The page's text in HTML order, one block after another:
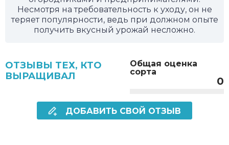
Несмотря на требовательность к уходу, он не
теряет популярности, ведь при должном опыте
получить вкусный урожай несложно.
Общая оценка
сорта
0
ОТЗЫВЫ ТЕХ, КТО
ВЫРАЩИВАЛ
ДОБАВИТЬ СВОЙ ОТЗЫВ